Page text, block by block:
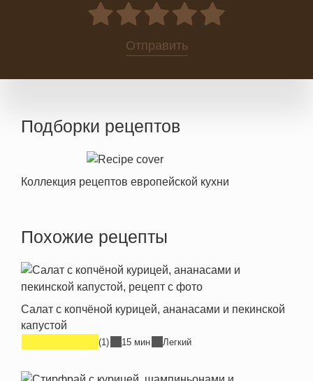
0
Отправить
Подборки рецептов
Коллекция рецептов европейской кухни
Похожие рецепты
Салат с копчёной курицей, ананасами и пекинской
капустой
(1) 15 мин Легкий